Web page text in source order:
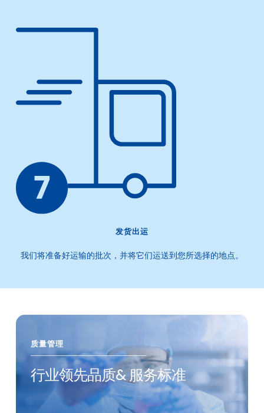
发货出运
我们将准备好运输的批次，并将它们运送到您所选择的地点。
质量管理
行业领先品质& 服务标准